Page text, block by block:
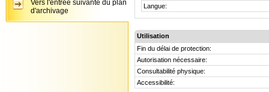
Langue:
Utilisation
Fin du délai de protection:
Autorisation nécessaire:
Consultabilité physique:
Accessibilité:
Vers l'entrée suivante du plan
d'archivage